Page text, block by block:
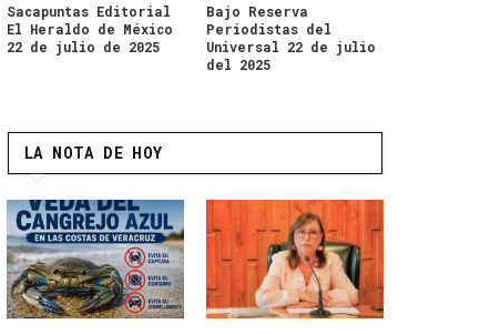
Sacapuntas Editorial
El Heraldo de México
22 de julio de 2025
Bajo Reserva
Periodistas del
Universal 22 de julio
del 2025
LA NOTA DE HOY